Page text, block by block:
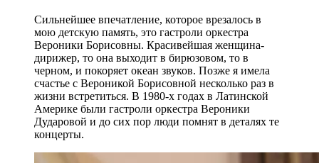
Сильнейшее впечатление, которое врезалось в
мою детскую память, это гастроли оркестра
Вероники Борисовны. Красивейшая женщина-
дирижер, то она выходит в бирюзовом, то в
черном, и покоряет океан звуков. Позже я имела
счастье с Вероникой Борисовной несколько раз в
жизни встретиться. В 1980-х годах в Латинской
Америке были гастроли оркестра Вероники
Дударовой и до сих пор люди помнят в деталях те
концерты.